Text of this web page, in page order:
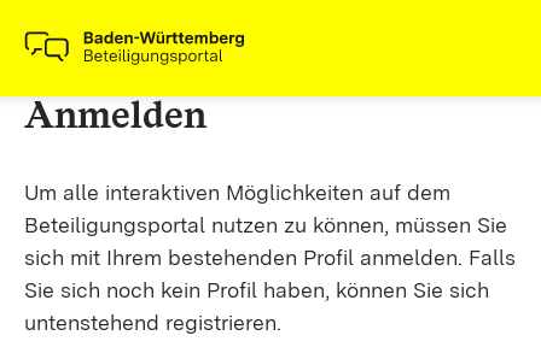
Anmelden
Um alle interaktiven Möglichkeiten auf dem
Beteiligungsportal nutzen zu können, müssen Sie
sich mit Ihrem bestehenden Profil anmelden. Falls
Sie sich noch kein Profil haben, können Sie sich
untenstehend registrieren.